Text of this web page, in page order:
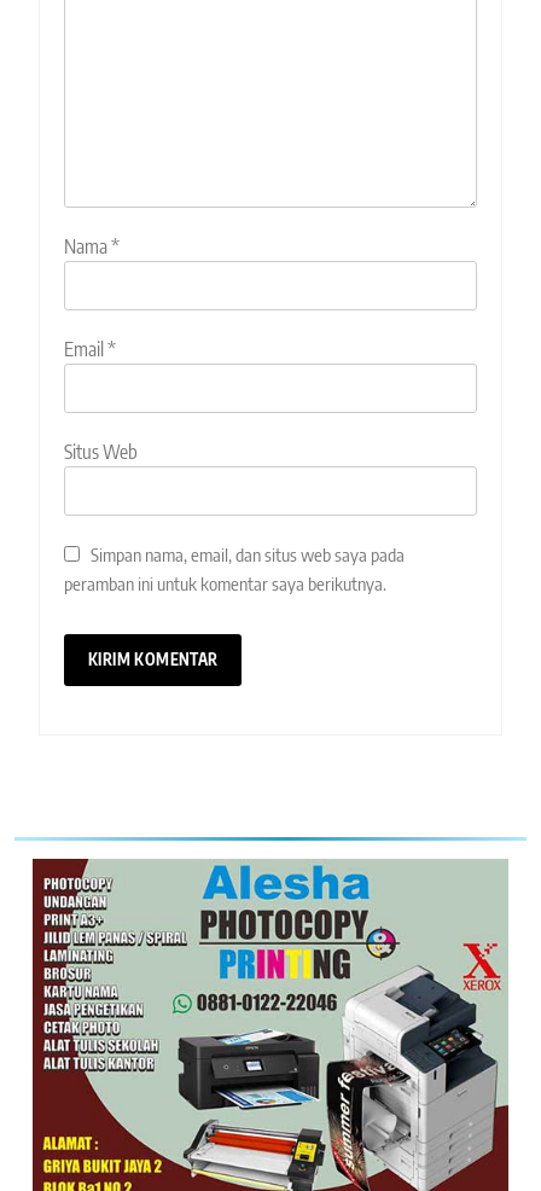
Nama*
Email *
Situs Web
Simpan nama, email, dan situs web saya pada
peramban ini untuk komentar saya berikutnya.